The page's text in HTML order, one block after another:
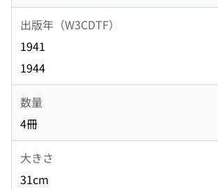
出版年（W3CDTF）
1941
1944
数量
4冊
大きさ
31cm